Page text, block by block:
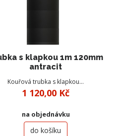
s klapkou 1m 120mm
antracit
Kouřová trubka s klapkou…
1 120,00 Kč
na objednávku
do košíku